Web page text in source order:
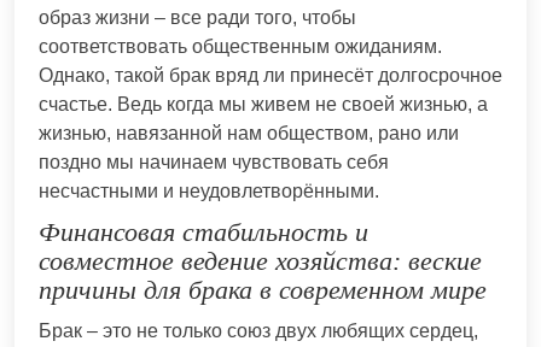
образ жизни – все ради того, чтобы
соответствовать общественным ожиданиям.
Однако, такой брак вряд ли принесёт долгосрочное
счастье. Ведь когда мы живем не своей жизнью, а
жизнью, навязанной нам обществом, рано или
поздно мы начинаем чувствовать себя
несчастными и неудовлетворёнными.
Финансовая стабильность и
совместное ведение хозяйства: веские
причины для брака в современном мире
Брак – это не только союз двух любящих сердец,